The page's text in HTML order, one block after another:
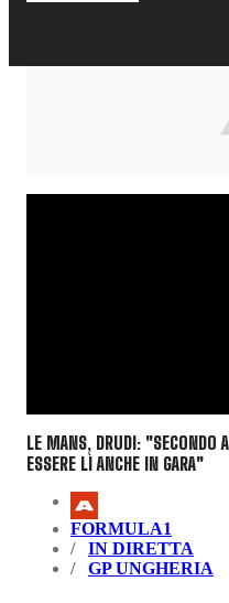
LE MANS, DRUDI: "SECONDO
ESSERE LÌ ANCHE IN GARA"
FORMULA1
IN DIRETTA
GP UNGHERIA